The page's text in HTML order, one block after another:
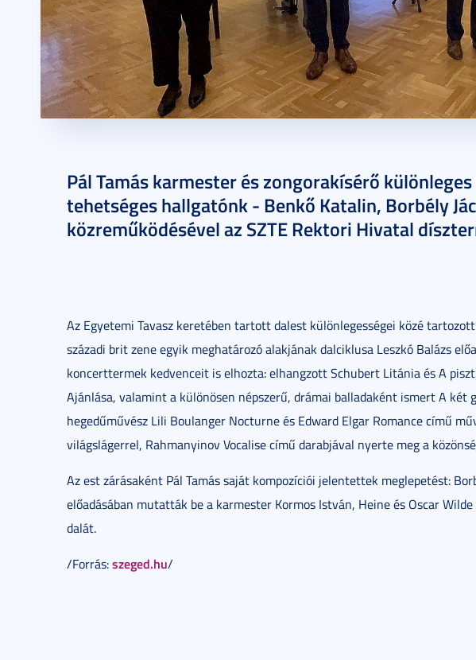
Pál Tamás karmester és zongorakísérő
tehetséges hallgatónk - Benkő Katalin, Borbély
közreműködésével az SZTE Rektori Hivatal
Az Egyetemi Tavasz keretében tartott dalest különlegességei közé
századi brit zene egyik meghatározó alakjának dalciklusa Leszkó Balázs
koncerttermek kedvenceit is elhozta: elhangzott Schubert Litánia és A
Ajánlása, valamint a különösen népszerű, drámai balladaként ismert A két
hegedűművész Lili Boulanger Nocturne és Edward Elgar Romance című
világslágerrel, Rahmanyinov Vocalise című darabjával nyerte meg a
Az est zárásaként Pál Tamás saját kompozíciói jelentettek meglepetést:
előadásában mutatták be a karmester Kormos István, Heine és Oscar
dalát.
/Forrás:szeged.hu/